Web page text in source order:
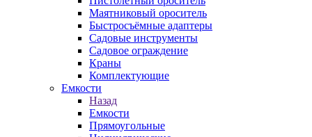
Маятниковый ороситель
Быстросъёмные адаптеры
Садовые инструменты
Садовое ограждение
Краны
Комплектующие
Емкости
Назад
Емкости
Прямоугольные